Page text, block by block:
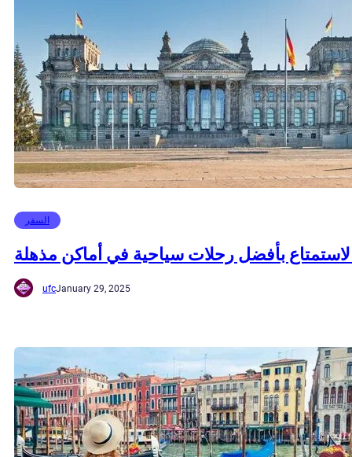
السفر
بأفضل رحلات سياحية في أماكن مذهلة
ufcJanuary 29, 2025